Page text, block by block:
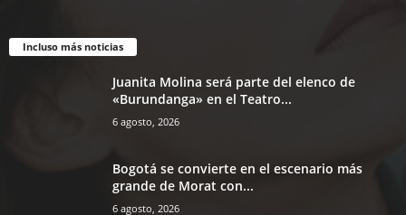
Incluso más noticias
Juanita Molina será parte del elenco de
«Burundanga» en el Teatro...
6 agosto, 2026
Bogotá se convierte en el escenario más
grande de Morat con...
6 agosto, 2026